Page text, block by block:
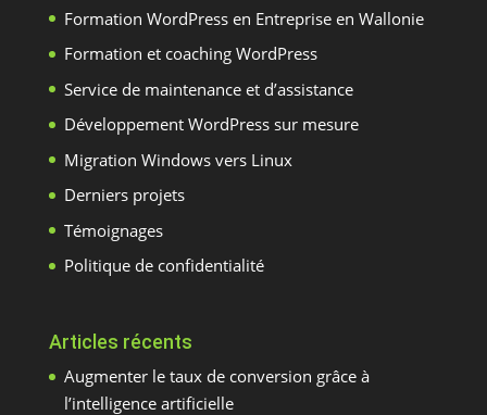
Formation WordPress en Entreprise en Wallonie
Formation et coaching WordPress
Service de maintenance et d’assistance
Développement WordPress sur mesure
Migration Windows vers Linux
Derniers projets
Témoignages
Politique de confidentialité
Articles récents
Augmenter le taux de conversion grâce à
l’intelligence artificielle